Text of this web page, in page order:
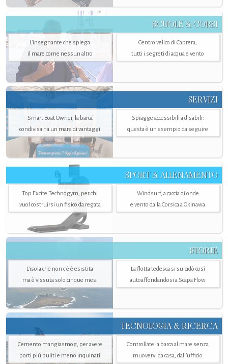
SCUOLE & CORSI
L'insegnante che spiega
il mare come nessun altro
Centro velico di Caprera,
tutti i segreti di acqua e vento
SERVIZI
Smart Boat Owner, la barca
condivisa ha un mare di vantaggi
Spiagge accessibili a disabili:
questa è un esempio da seguire
SPORT & ALLENAMENTO
Top Excite Technogym, per chi
vuol costruirsi un fisico da regata
Windsurf, a caccia di onde
e vento dalla Corsica a Okinawa
STORIE
L’isola che non c'è è esistita
ma è vissuta solo cinque mesi
La flotta tedesca si suicidò così
autoaffondandosi a Scapa Flow
TECNOLOGIA & RICERCA
Cemento mangiasmog, per avere
porti più puliti e meno inquinati
Controllate la barca al mare senza
muovervi da casa, dall’ufficio